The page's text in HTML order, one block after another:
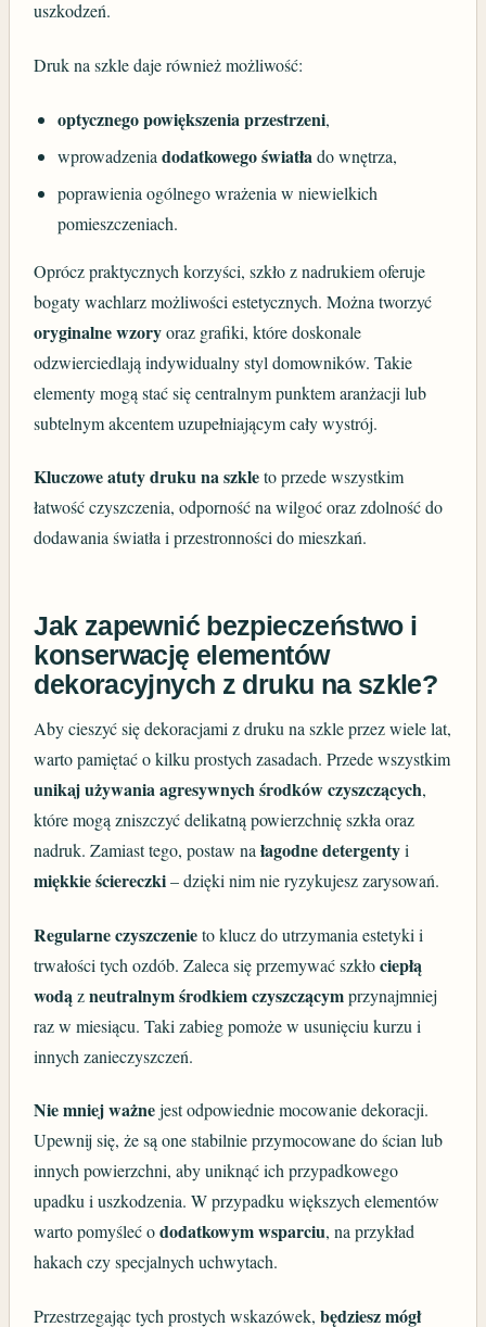
uszkodzeń.
Druk na szkle daje również możliwość:
optycznego powiększenia przestrzeni,
wprowadzenia dodatkowego światłado wnętrza,
poprawienia ogólnego wrażenia w niewielkich
pomieszczeniach.
Oprócz praktycznych korzyści, szkło z nadrukiem oferuje
bogaty wachlarz możliwości estetycznych. Można tworzyć
oryginalne wzoryoraz grafiki, które doskonale
odzwierciedlają indywidualny styl domowników. Takie
elementy mogą stać się centralnym punktem aranżacji lub
subtelnym akcentem uzupełniającym cały wystrój.
Kluczowe atuty druku na szkleto przede wszystkim
łatwość czyszczenia, odporność na wilgoć oraz zdolność do
dodawania światła i przestronności do mieszkań.
Jak zapewnić bezpieczeństwo i
konserwację elementów
dekoracyjnych z druku na szkle?
Aby cieszyć się dekoracjami z druku na szkle przez wiele lat,
warto pamiętać o kilku prostych zasadach. Przede wszystkim
unikaj używania agresywnych środków czyszczących,
które mogą zniszczyć delikatną powierzchnię szkła oraz
nadruk. Zamiast tego, postaw nałagodne detergentyi
miękkie ściereczki– dzięki nim nie ryzykujesz zarysowań.
Regularne czyszczenieto klucz do utrzymania estetyki i
trwałości tych ozdób. Zaleca się przemywać szkłociepłą
wodązneutralnym środkiem czyszczącymprzynajmniej
raz w miesiącu. Taki zabieg pomoże w usunięciu kurzu i
innych zanieczyszczeń.
Nie mniej ważnejest odpowiednie mocowanie dekoracji.
Upewnij się, że są one stabilnie przymocowane do ścian lub
innych powierzchni, aby uniknąć ich przypadkowego
upadku i uszkodzenia. W przypadku większych elementów
warto pomyśleć ododatkowym wsparciu, na przykład
hakach czy specjalnych uchwytach.
Przestrzegając tych prostych wskazówek,będziesz mógł